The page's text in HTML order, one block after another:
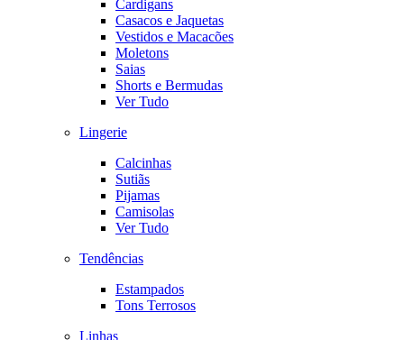
Cardigans
Casacos e Jaquetas
Vestidos e Macacões
Moletons
Saias
Shorts e Bermudas
Ver Tudo
Lingerie
Calcinhas
Sutiãs
Pijamas
Camisolas
Ver Tudo
Tendências
Estampados
Tons Terrosos
Linhas